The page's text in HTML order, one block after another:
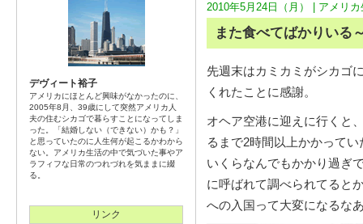
2010年5月24日（月） | アメリカ
また食べてばかりいる
先週末はカミカミがシカゴ
くれたことに感謝。
オヘア空港に迎えに行くと
るまで2時間以上かかって
いくらなんでもかかり過ぎ
に呼ばれて調べられてると
への入国って大変になるな
デヴィート裕子
アメリカにほとんど興味がなかったのに、
2005年8月、39歳にして突然アメリカ人
夫の住むシカゴで暮らすことになってしま
った。「結婚しない（できない）かも？」
と思っていたのに人生何が起こるかわから
ない。アメリカ生活の中で気づいた事やア
ラフィフな日常のつれづれを気ままに綴
る。
リンク